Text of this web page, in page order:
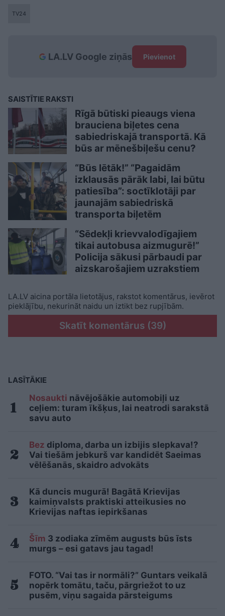
TV24
LA.LV Google ziņās Pievienot
SAISTĪTIE RAKSTI
Rīgā būtiski pieaugs viena
brauciena biļetes cena
sabiedriskajā transportā. Kā
būs ar mēnešbiļešu cenu?
“Būs lētāk!” “Pagaidām
izklausās pārāk labi, lai būtu
patiesība”: soctīklotāji par
jaunajām sabiedriskā
transporta biļetēm
“Sēdekļi krievvalodīgajiem
tikai autobusa aizmugurē!”
Policija sākusi pārbaudi par
aizskarošajiem uzrakstiem
LA.LV aicina portāla lietotājus, rakstot komentārus, ievērot
pieklājību, nekurināt naidu un iztikt bez rupjībām.
Skatīt komentārus (39)
LASĪTĀKIE
Nosaukti nāvējošākie automobiļi uz
ceļiem: turam īkšķus, lai neatrodi sarakstā
savu auto
Bez diploma, darba un izbijis slepkava!?
Vai tiešām jebkurš var kandidēt Saeimas
vēlēšanās, skaidro advokāts
Kā duncis mugurā! Bagātā Krievijas
kaimiņvalsts praktiski atteikusies no
Krievijas naftas iepirkšanas
Šīm 3 zodiaka zīmēm augusts būs īsts
murgs – esi gatavs jau tagad!
FOTO. “Vai tas ir normāli?” Guntars veikalā
nopērk tomātu, taču, pārgriežot to uz
pusēm, viņu sagaida pārsteigums